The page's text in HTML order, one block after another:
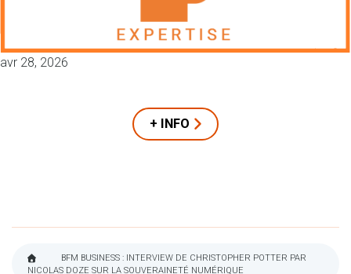
avr 28, 2026
+ INFO
BFM BUSINESS : INTERVIEW DE CHRISTOPHER POTTER PAR
NICOLAS DOZE SUR LA SOUVERAINETÉ NUMÉRIQUE